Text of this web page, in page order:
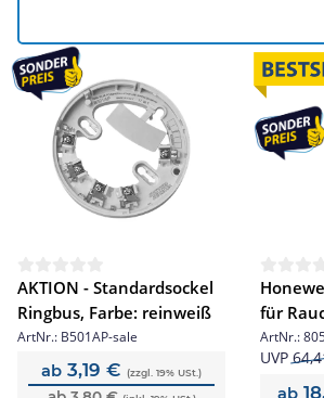
AKTION - Standardsockel
Ringbus, Farbe: reinweiß
ArtNr.: B501AP-sale
ab 3,19 € (zzgl. 19% USt.)
für
805582
ArtNr.:
UVP
ab